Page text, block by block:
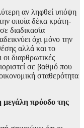
αν ληφθεί υπόψη
οποία δέκα κράτη-
διαδικασία
όχι μόνο την
αλλά και το
οι διαρθρωτικές
σε βαθμό που
σταθερότητα
πρόοδο της